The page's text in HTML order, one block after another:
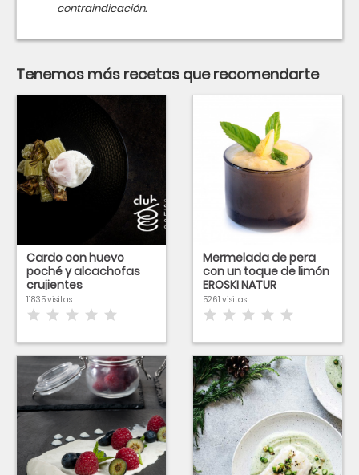
contraindicación.
Tenemos más recetas que recomendarte
Cardo con huevo
poché y alcachofas
crujientes
11835 visitas
Mermelada de pera
con un toque de limón
EROSKI NATUR
5261 visitas